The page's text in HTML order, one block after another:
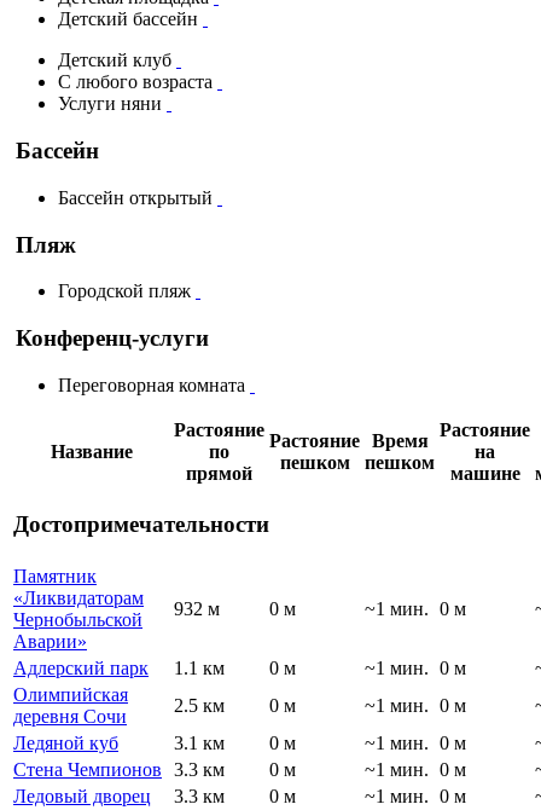
Детский бассейн
Детский клуб
С любого возраста
Услуги няни
Бассейн
Бассейн открытый
Пляж
Городской пляж
Конференц-услуги
Переговорная комната
Название
Растояние
по
прямой
Растояние
пешком
Время
пешком
Растояние
на
машине
Достопримечательности
Памятник
«Ликвидаторам
Чернобыльской
Аварии»
932 м 0 м ~1 мин. 0 м
Адлерский парк 1.1 км 0 м ~1 мин. 0 м
Олимпийская
деревня Сочи
2.5 км 0 м ~1 мин. 0 м
Ледяной куб
3.1 км 0 м ~1 мин. 0 м
Стена Чемпионов
3.3 км 0 м ~1 мин. 0 м
Ледовый дворец
3.3 км 0 м ~1 мин. 0 м